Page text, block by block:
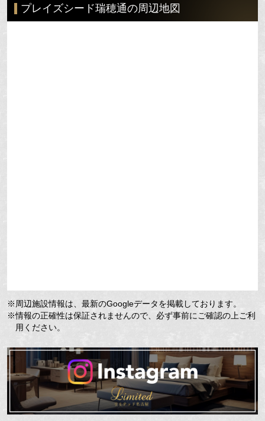
プレイズシード瑞穂通の周辺地図
※周辺施設情報は、最新のGoogleデータを掲載しております。
※情報の正確性は保証されませんので、必ず事前にご確認の上ご利
用ください。